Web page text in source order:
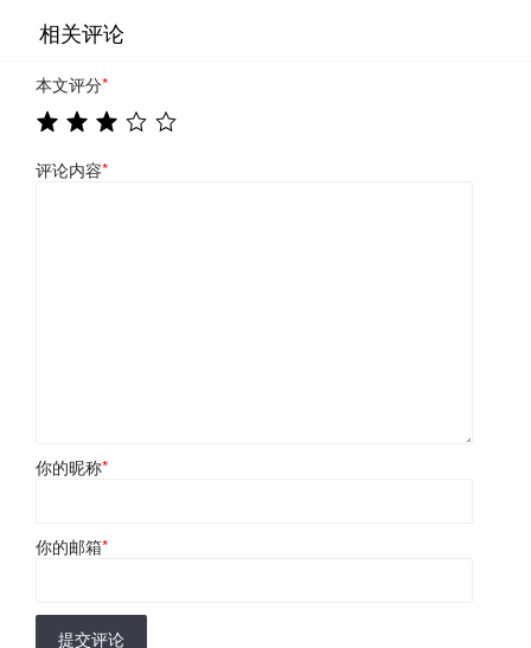
相关评论
本文评分*
评论内容*
你的昵称*
你的邮箱*
提交评论